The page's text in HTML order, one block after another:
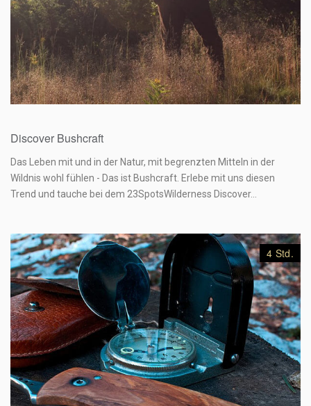
69,90 €
Discover Bushcraft
Das Leben mit und in der Natur, mit begrenzten Mitteln in der
Wildnis wohl fühlen - Das ist Bushcraft. Erlebe mit uns diesen
Trend und tauche bei dem 23SpotsWilderness Discover…
4 Std.